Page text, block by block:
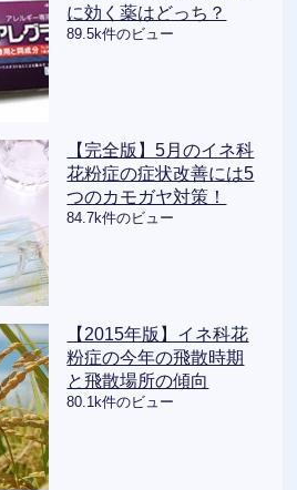
に効く薬はどっち？
89.5k件のビュー
【完全版】5月のイネ科
花粉症の症状改善には5
つのカモガヤ対策！
84.7k件のビュー
【2015年版】イネ科花
粉症の今年の飛散時期
と飛散場所の傾向
80.1k件のビュー